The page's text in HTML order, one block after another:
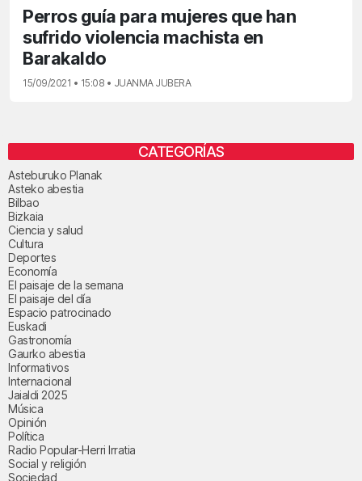
Perros guía para mujeres que han
sufrido violencia machista en
Barakaldo
15/09/2021 • 15:08 • JUANMA JUBERA
CATEGORÍAS
Asteburuko Planak
Asteko abestia
Bilbao
Bizkaia
Ciencia y salud
Cultura
Deportes
Economía
El paisaje de la semana
El paisaje del día
Espacio patrocinado
Euskadi
Gastronomía
Gaurko abestia
Informativos
Internacional
Jaialdi 2025
Música
Opinión
Política
Radio Popular-Herri Irratia
Social y religión
Sociedad